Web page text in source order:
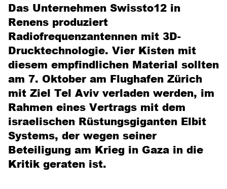
Das Unternehmen Swissto12 in
Renens produziert
Radiofrequenzantennen mit 3D-
Drucktechnologie. Vier Kisten mit
diesem empfindlichen Material sollten
am 7. Oktober am Flughafen Zürich
mit Ziel Tel Aviv verladen werden, im
Rahmen eines Vertrags mit dem
israelischen Rüstungsgiganten Elbit
Systems, der wegen seiner
Beteiligung am Krieg in Gaza in die
Kritik geraten ist.